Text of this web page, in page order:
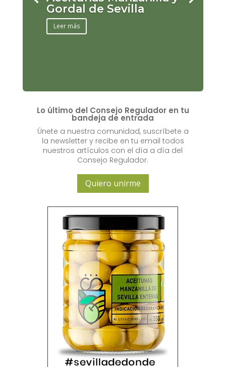
Gordal de Sevilla
Leer más
Lo último del Consejo Regulador en tu
bandeja de entrada
Únete a nuestra comunidad, suscríbete a
la newsletter y recibe en tu email todos
nuestros artículos con el día a día del
Consejo Regulador.
Quiero unirme